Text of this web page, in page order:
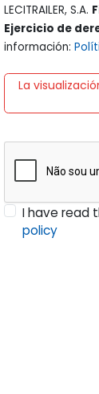
LECITRAILER, S.A.
Ejercicio de
información:
La
I have read
policy